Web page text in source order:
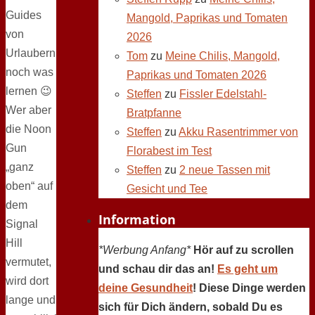
Guides
von
Urlaubern
noch was
lernen 😉
Wer aber
die Noon
Gun
„ganz
oben“ auf
dem
Signal
Hill
vermutet,
wird dort
lange und
Mangold, Paprikas und Tomaten
2026
Tom zu Meine Chilis, Mangold,
Paprikas und Tomaten 2026
Steffen zu Fissler Edelstahl-
Bratpfanne
Steffen zu Akku Rasentrimmer von
Florabest im Test
Steffen zu 2 neue Tassen mit
Gesicht und Tee
Information
*Werbung Anfang* Hör auf zu scrollen
und schau dir das an! Es geht um
deine Gesundheit! Diese Dinge werden
sich für Dich ändern, sobald Du es